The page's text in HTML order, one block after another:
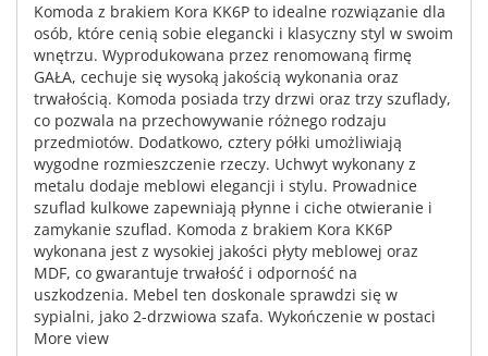
Komoda z brakiem Kora KK6P to idealne rozwiązanie dla
osób, które cenią sobie elegancki i klasyczny styl w swoim
wnętrzu. Wyprodukowana przez renomowaną firmę
GAŁA, cechuje się wysoką jakością wykonania oraz
trwałością. Komoda posiada trzy drzwi oraz trzy szuflady,
co pozwala na przechowywanie różnego rodzaju
przedmiotów. Dodatkowo, cztery półki umożliwiają
wygodne rozmieszczenie rzeczy. Uchwyt wykonany z
metalu dodaje meblowi elegancji i stylu. Prowadnice
szuflad kulkowe zapewniają płynne i ciche otwieranie i
zamykanie szuflad. Komoda z brakiem Kora KK6P
wykonana jest z wysokiej jakości płyty meblowej oraz
MDF, co gwarantuje trwałość i odporność na
uszkodzenia. Mebel ten doskonale sprawdzi się w
sypialni, jako 2-drzwiowa szafa. Wykończenie w postaci
struktury dodaje meblowi wyjątkowego charakteru.
More view